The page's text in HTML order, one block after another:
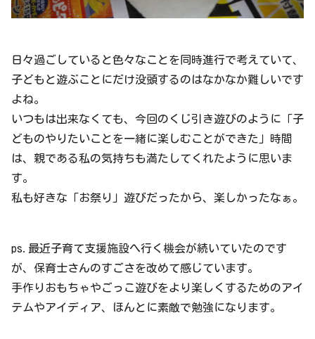
日々過ごしていると色々なことを同時進行で考えていて、
子どもと遊ぶことにだけ没頭するのはなかなか難しいです
よね。
いつもは出来なくても、今回のくじ引き遊びのように「子
どものやりたいことを一緒に楽しむことができた」時間
は、親である私の気持ちも満たしてくれたように思いま
す。
私も好きな「お祭り」遊びだったから、楽しかったなぁ。
ps.最近子育て支援施設へ行く機会が続いていたのです
が、保育士さんのすごさを改めて感じています。
手作りおもちゃやごっこ遊びをより楽しくするためのアイ
テムやアイディア、ほんとに素敵で勉強になります。